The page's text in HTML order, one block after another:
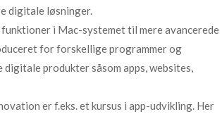
digitale løsninger.
i Mac-systemet til mere avancerede
for forskellige programmer og
produkter såsom apps, websites,
er f.eks. et kursus i app-udvikling. Her